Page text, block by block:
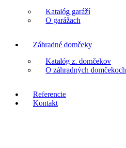
Katalóg garáží
O garážach
Záhradné domčeky
Katalóg z. domčekov
O záhradných domčekoch
Referencie
Kontakt